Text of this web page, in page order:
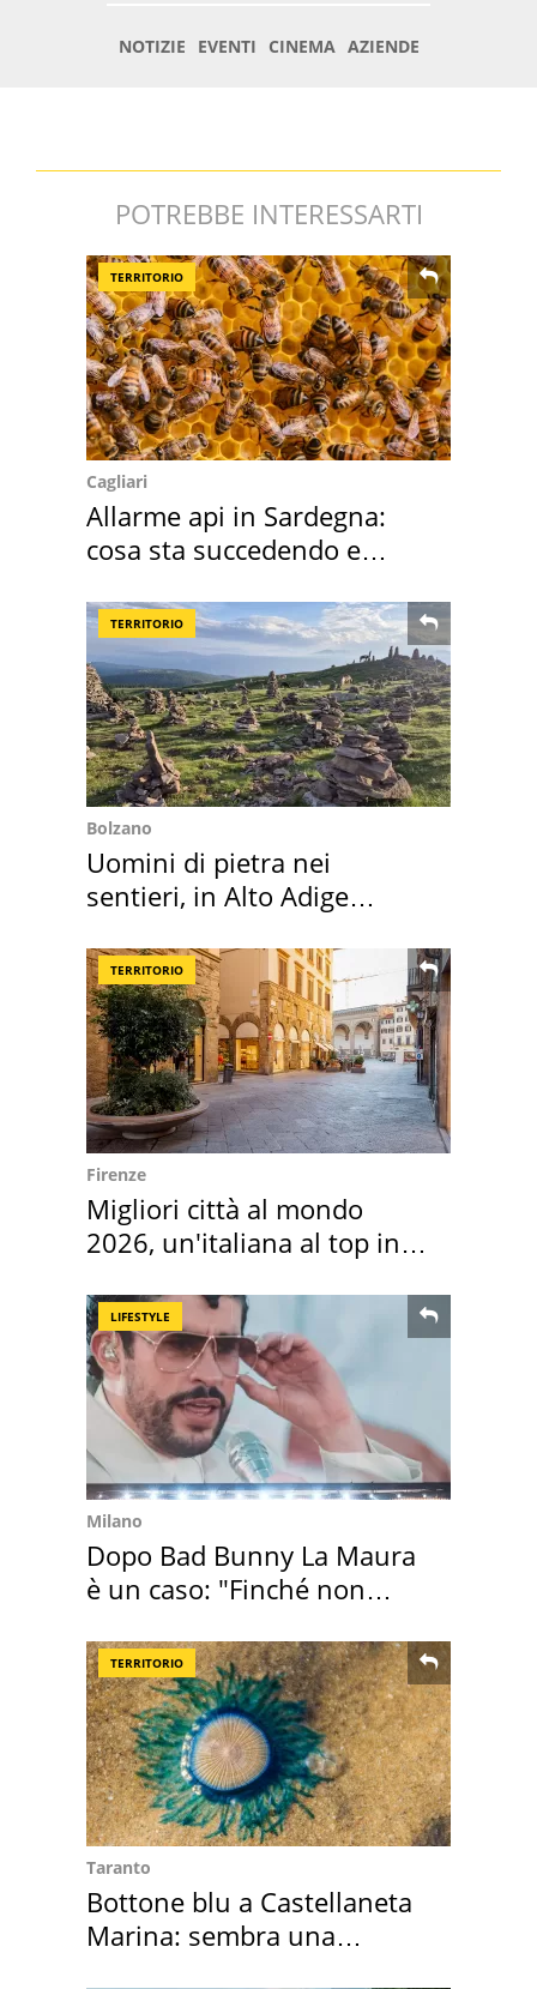
POTREBBE INTERESSARTI
TERRITORIO
Cagliari
Allarme api in Sardegna:
cosa sta succedendo e
TERRITORIO
Bolzano
Uomini di pietra nei
sentieri, in Alto Adige
TERRITORIO
Firenze
Migliori città al mondo
2026, un'italiana al top in
LIFESTYLE
Milano
Dopo Bad Bunny La Maura
è un caso: "Finché non
TERRITORIO
Taranto
Bottone blu a Castellaneta
Marina: sembra una